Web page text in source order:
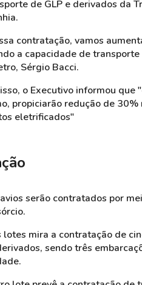
de GLP e derivados da
contratação, vamos
a capacidade de
Sérgio Bacci.
o Executivo informou que
propiciarão redução de
eletrificados"
serão contratados por
lotes mira a contratação de
sendo três